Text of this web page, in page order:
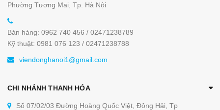
Phường Tương Mai, Tp. Hà Nội
Bán hàng: 0962 740 456 / 02471238789
Kỹ thuật: 0981 076 123 / 02471238788
viendonghanoi1@gmail.com
CHI NHÁNH THANH HÓA
Số 07/02/03 Đường Hoàng Quốc Việt, Đông Hải, Tp